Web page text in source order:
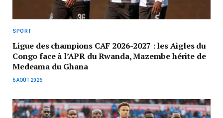
SPORT
Ligue des champions CAF 2026-2027 : les Aigles du
Congo face à l’APR du Rwanda, Mazembe hérite de
Medeama du Ghana
6 AOÛT 2026